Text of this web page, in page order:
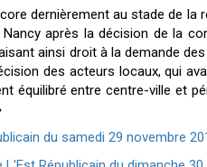
dernièrement au stade de la
après la décision de la
ainsi droit à la demande
des acteurs locaux, qui
équilibré entre centre-ville et
du samedi 29 novembre